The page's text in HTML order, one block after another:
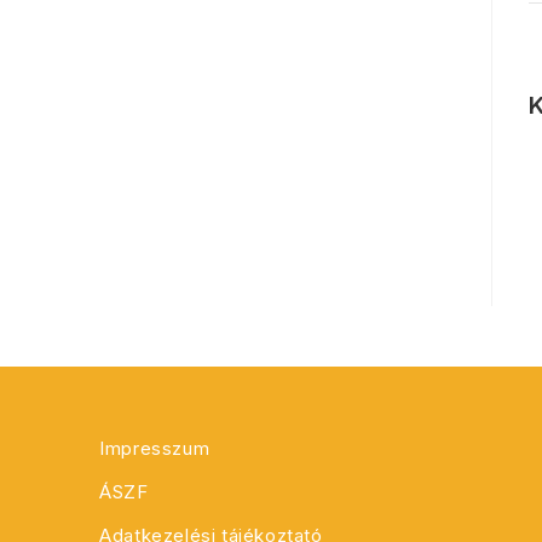
Impresszum
ÁSZF
Adatkezelési tájékoztató